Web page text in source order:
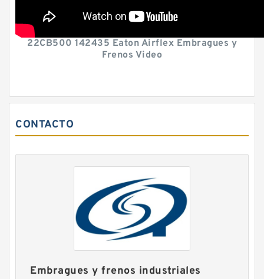
22CB500 142435 Eaton Airflex Embragues y
Frenos Video
CONTACTO
Embragues y frenos industriales